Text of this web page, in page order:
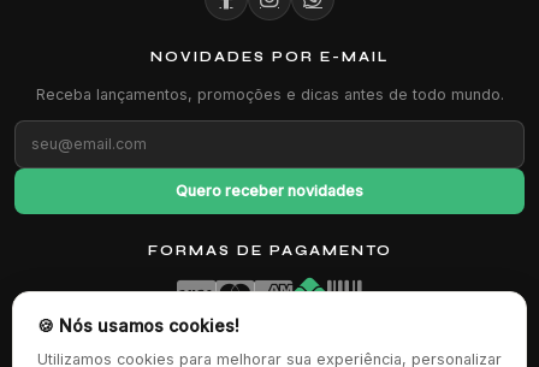
🍪 Nós usamos cookies!
Utilizamos cookies para melhorar sua experiência, personalizar
NOVIDADES POR E-MAIL
Receba lançamentos, promoções e dicas antes de todo mundo.
Quero receber novidades
FORMAS DE PAGAMENTO